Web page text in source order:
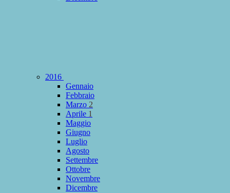
2016
Gennaio
Febbraio
Marzo 2
Aprile 1
Maggio
Giugno
Luglio
Agosto
Settembre
Ottobre
Novembre
Dicembre